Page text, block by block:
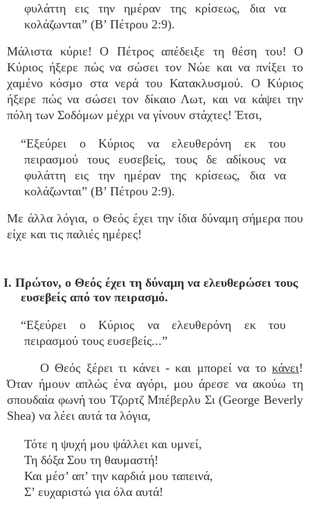
φυλάττη εις την ημέραν της κρίσεως, δια να
κολάζωνται” (Β’ Πέτρου 2:9).
Μάλιστα κύριε! Ο Πέτρος απέδειξε τη θέση του! Ο
Κύριος ήξερε πώς να σώσει τον Νώε και να πνίξει το
χαμένο κόσμο στα νερά του Κατακλυσμού. Ο Κύριος
ήξερε πώς να σώσει τον δίκαιο Λωτ, και να κάψει την
πόλη των Σοδόμων μέχρι να γίνουν στάχτες! Έτσι,
“Εξεύρει ο Κύριος να ελευθερόνη εκ του
πειρασμού τους ευσεβείς, τους δε αδίκους να
φυλάττη εις την ημέραν της κρίσεως, δια να
κολάζωνται” (Β’ Πέτρου 2:9).
Με άλλα λόγια, ο Θεός έχει την ίδια δύναμη σήμερα που
είχε και τις παλιές ημέρες!
I. Πρώτον, ο Θεός έχει τη δύναμη να ελευθερώσει τους
ευσεβείς από τον πειρασμό.
“Εξεύρει ο Κύριος να ελευθερόνη εκ του
πειρασμού τους ευσεβείς...”
Ο Θεός ξέρει τι κάνει - και μπορεί να το κάνει!
Όταν ήμουν απλώς ένα αγόρι, μου άρεσε να ακούω τη
σπουδαία φωνή του Τζορτζ Μπέβερλυ Σι (George Beverly
Shea) να λέει αυτά τα λόγια,
Τότε η ψυχή μου ψάλλει και υμνεί,
Τη δόξα Σου τη θαυμαστή!
Και μέσ’ απ’ την καρδιά μου ταπεινά,
Σ’ ευχαριστώ για όλα αυτά!